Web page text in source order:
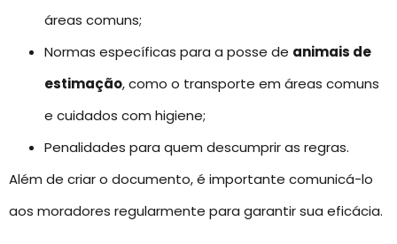
áreas comuns;
Normas específicas para a posse de animais de
estimação, como o transporte em áreas comuns
e cuidados com higiene;
Penalidades para quem descumprir as regras.
Além de criar o documento, é importante comunicá-lo
aos moradores regularmente para garantir sua eficácia.